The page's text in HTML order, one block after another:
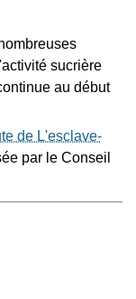
sucrière
au début
de L'esclave-
par le Conseil